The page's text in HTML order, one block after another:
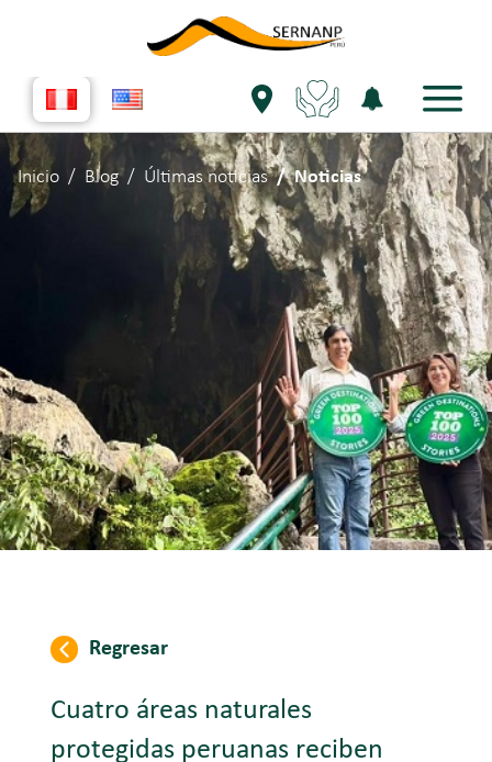
Inicio Blog Últimas noticias Noticias
Regresar
Cuatro áreas naturales
protegidas peruanas reciben